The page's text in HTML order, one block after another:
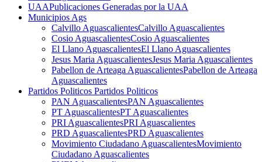
UAAPublicaciones Generadas por la UAA
Municipios Ags
Calvillo AguascalientesCalvillo Aguascalientes
Cosio AguascalientesCosio Aguascalientes
El Llano AguascalientesEl Llano Aguascalientes
Jesus Maria AguascalientesJesus Maria Aguascalientes
Pabellon de Arteaga AguascalientesPabellon de Arteaga
Aguascalientes
Partidos Politicos Partidos Politicos
PAN AguascalientesPAN Aguascalientes
PT AguascalientesPT Aguascalientes
PRI AguascalientesPRI Aguascalientes
PRD AguascalientesPRD Aguascalientes
Movimiento Ciudadano AguascalientesMovimiento
Ciudadano Aguascalientes